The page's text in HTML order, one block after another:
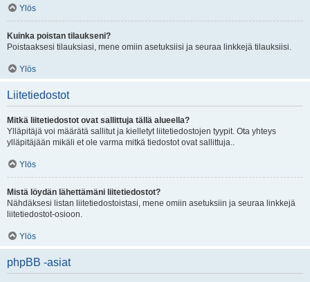
Ylös
Kuinka poistan tilaukseni?
Poistaaksesi tilauksiasi, mene omiin asetuksiisi ja seuraa linkkejä tilauksiisi.
Ylös
Liitetiedostot
Mitkä liitetiedostot ovat sallittuja tällä alueella?
Ylläpitäjä voi määrätä sallitut ja kielletyt liitetiedostojen tyypit. Ota yhteys
ylläpitäjään mikäli et ole varma mitkä tiedostot ovat sallittuja..
Ylös
Mistä löydän lähettämäni liitetiedostot?
Nähdäksesi listan liitetiedostoistasi, mene omiin asetuksiin ja seuraa linkkejä
liitetiedostot-osioon.
Ylös
phpBB -asiat